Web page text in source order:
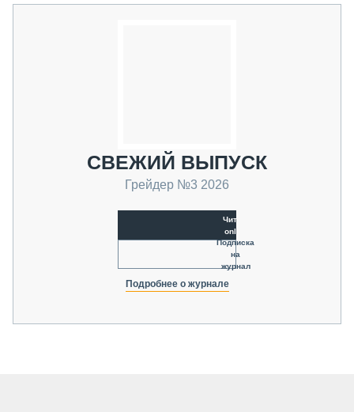
СВЕЖИЙ ВЫПУСК
Грейдер №3 2026
Читать
online
Подписка
на
журнал
Подробнее о журнале